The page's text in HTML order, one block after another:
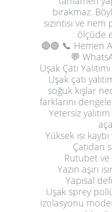
bırakmaz.
sızıntısı ve
ölçüde
🔴🟢 📞 Hemen
💬
Uşak Çatı
Uşak çatı
soğuk kışlar
farklarını
Yetersiz
Yüksek ısı
Çatıdan
Rutubet
Yazın aşırı
Yapısal
Uşak sprey
izolasyonu